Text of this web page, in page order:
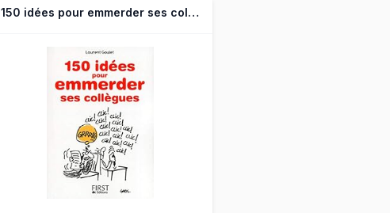
150 idées pour emmerder ses collègues